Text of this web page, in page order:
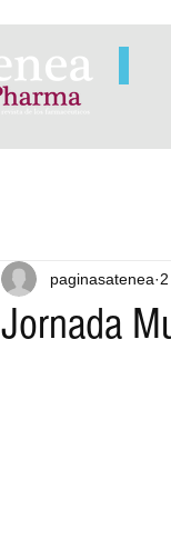
Jornada
paginasatenea